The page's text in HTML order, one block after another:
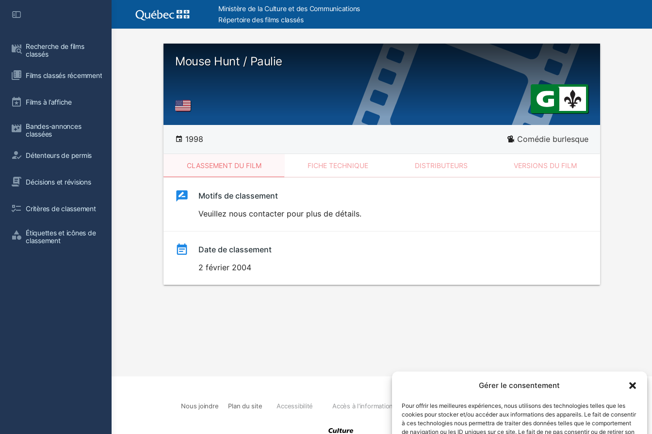
Gérer le consentement
Pour offrir les meilleures expériences, nous utilisons des technologies telles que les
cookies pour stocker et/ou accéder aux informations des appareils. Le fait de consentir
à ces technologies nous permettra de traiter des données telles que le comportement
de navigation ou les ID uniques sur ce site. Le fait de ne pas consentir ou de retirer son
Recherche de films
classés
Films classés récemment
Films à l’affiche
Bandes-annonces
classées
Détenteurs de permis
Décisions et révisions
Critères de classement
Étiquettes et icônes de
classement
Ministère de la Culture et des Communications
Répertoire des films classés
Mouse Hunt / Paulie
1998 Comédie burlesque
CLASSEMENT DU FILM FICHE TECHNIQUE DISTRIBUTEURS VERSIONS DU FILM
ClassementClassement
Motifs de classement
Veuillez nous contacter pour plus de détails.
Date de classement
2 février 2004
Nous joindre Plan du site Accessibilité Accès à l'information Déclaration de services Politique de confidentialité